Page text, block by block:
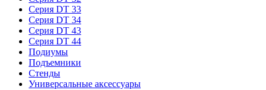
Серия DT 33
Серия DT 34
Серия DT 43
Серия DT 44
Подиумы
Подъемники
Стенды
Универсальные аксессуары